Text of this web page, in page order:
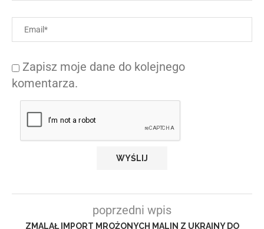
Zapisz moje dane do kolejnego
komentarza.
poprzedni wpis
ZMALAŁ IMPORT MROŻONYCH MALIN Z UKRAINY DO